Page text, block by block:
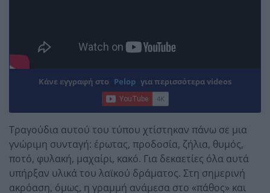
Κάνε εγγραφή στο Pelop για περισσότερα videos
Τραγούδια αυτού του τύπου χτίστηκαν πάνω σε μια
γνώριμη συνταγή: έρωτας, προδοσία, ζήλια, θυμός,
ποτό, φυλακή, μαχαίρι, κακό. Για δεκαετίες όλα αυτά
υπήρξαν υλικά του λαϊκού δράματος. Στη σημερινή
ακρόαση, όμως, η γραμμή ανάμεσα στο «πάθος» και